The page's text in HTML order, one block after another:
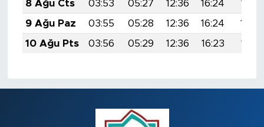
8 Ağu Cts
03:53 05:27 12:36 16:24
19:35
9 Ağu Paz
03:55 05:28 12:36 16:24
19:34
10 Ağu Pts
03:56 05:29 12:36 16:23 19:33